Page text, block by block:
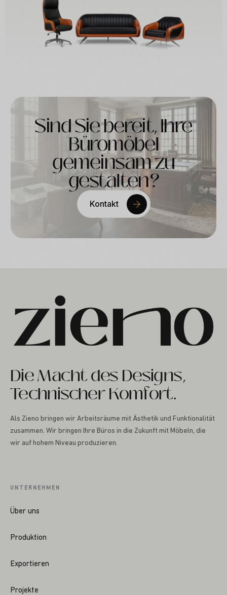
Sind Sie bereit, Ihre
Büromöbel
gemeinsam zu
gestalten?
Kontakt
Die Macht des Designs,
Technischer Komfort.
Als Zieno bringen wir Arbeitsräume mit Ästhetik und Funktionalität
zusammen. Wir bringen Ihre Büros in die Zukunft mit Möbeln, die
wir auf hohem Niveau produzieren.
UNTERNEHMEN
Über uns
Produktion
Exportieren
Projekte